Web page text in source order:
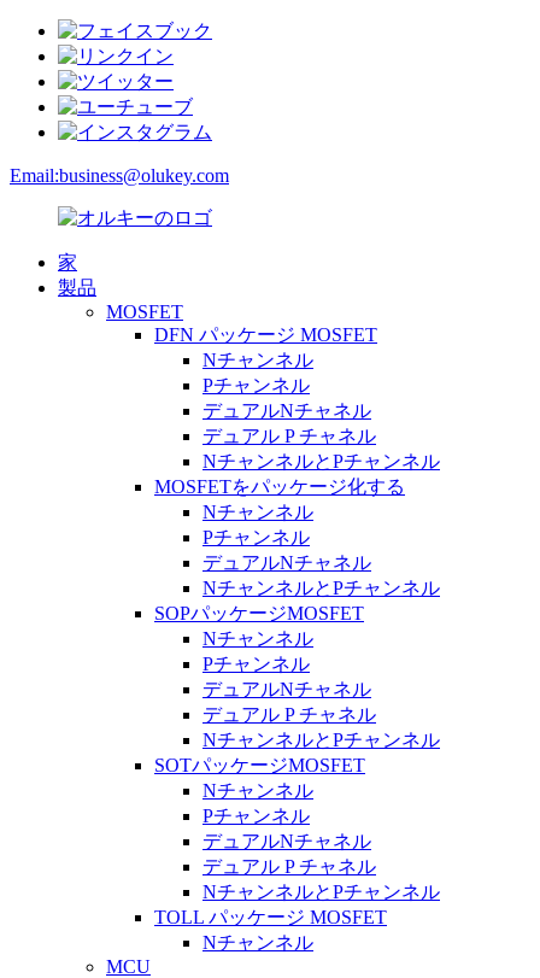
Email:business@olukey.com
家
製品
MOSFET
DFN パッケージ MOSFET
Nチャンネル
Pチャンネル
デュアルNチャネル
デュアル P チャネル
NチャンネルとPチャンネル
MOSFETをパッケージ化する
Nチャンネル
Pチャンネル
デュアルNチャネル
NチャンネルとPチャンネル
SOPパッケージMOSFET
Nチャンネル
Pチャンネル
デュアルNチャネル
デュアル P チャネル
NチャンネルとPチャンネル
SOTパッケージMOSFET
Nチャンネル
Pチャンネル
デュアルNチャネル
デュアル P チャネル
NチャンネルとPチャンネル
TOLL パッケージ MOSFET
Nチャンネル
MCU